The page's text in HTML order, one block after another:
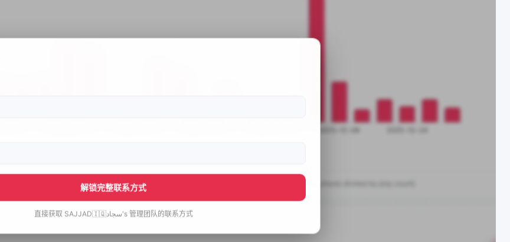
解锁完整联系方式
直接获取 SAJJAD🇮🇶سجاد's 管理团队的联系方式